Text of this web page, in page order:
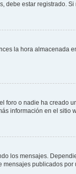
debe estar registrado.
la hora almacenada
o nadie ha
información en el sitio
los mensajes.
publicados